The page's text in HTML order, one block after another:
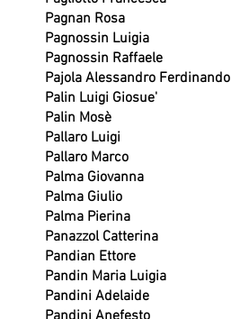
Pagnan Rosa
Pagnossin Luigia
Pagnossin Raffaele
Pajola Alessandro Ferdinando
Palin Luigi Giosue'
Palin Mosè
Pallaro Luigi
Pallaro Marco
Palma Giovanna
Palma Giulio
Palma Pierina
Panazzol Catterina
Pandian Ettore
Pandin Maria Luigia
Pandini Adelaide